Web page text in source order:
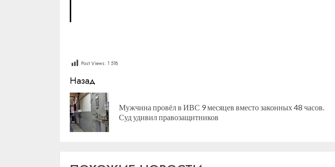
Post Views: 1 518
Продолжить
чтение
Назад
Мужчина провёл в ИВС 9 месяцев вместо законных 48 часов.
Суд удивил правозащитников